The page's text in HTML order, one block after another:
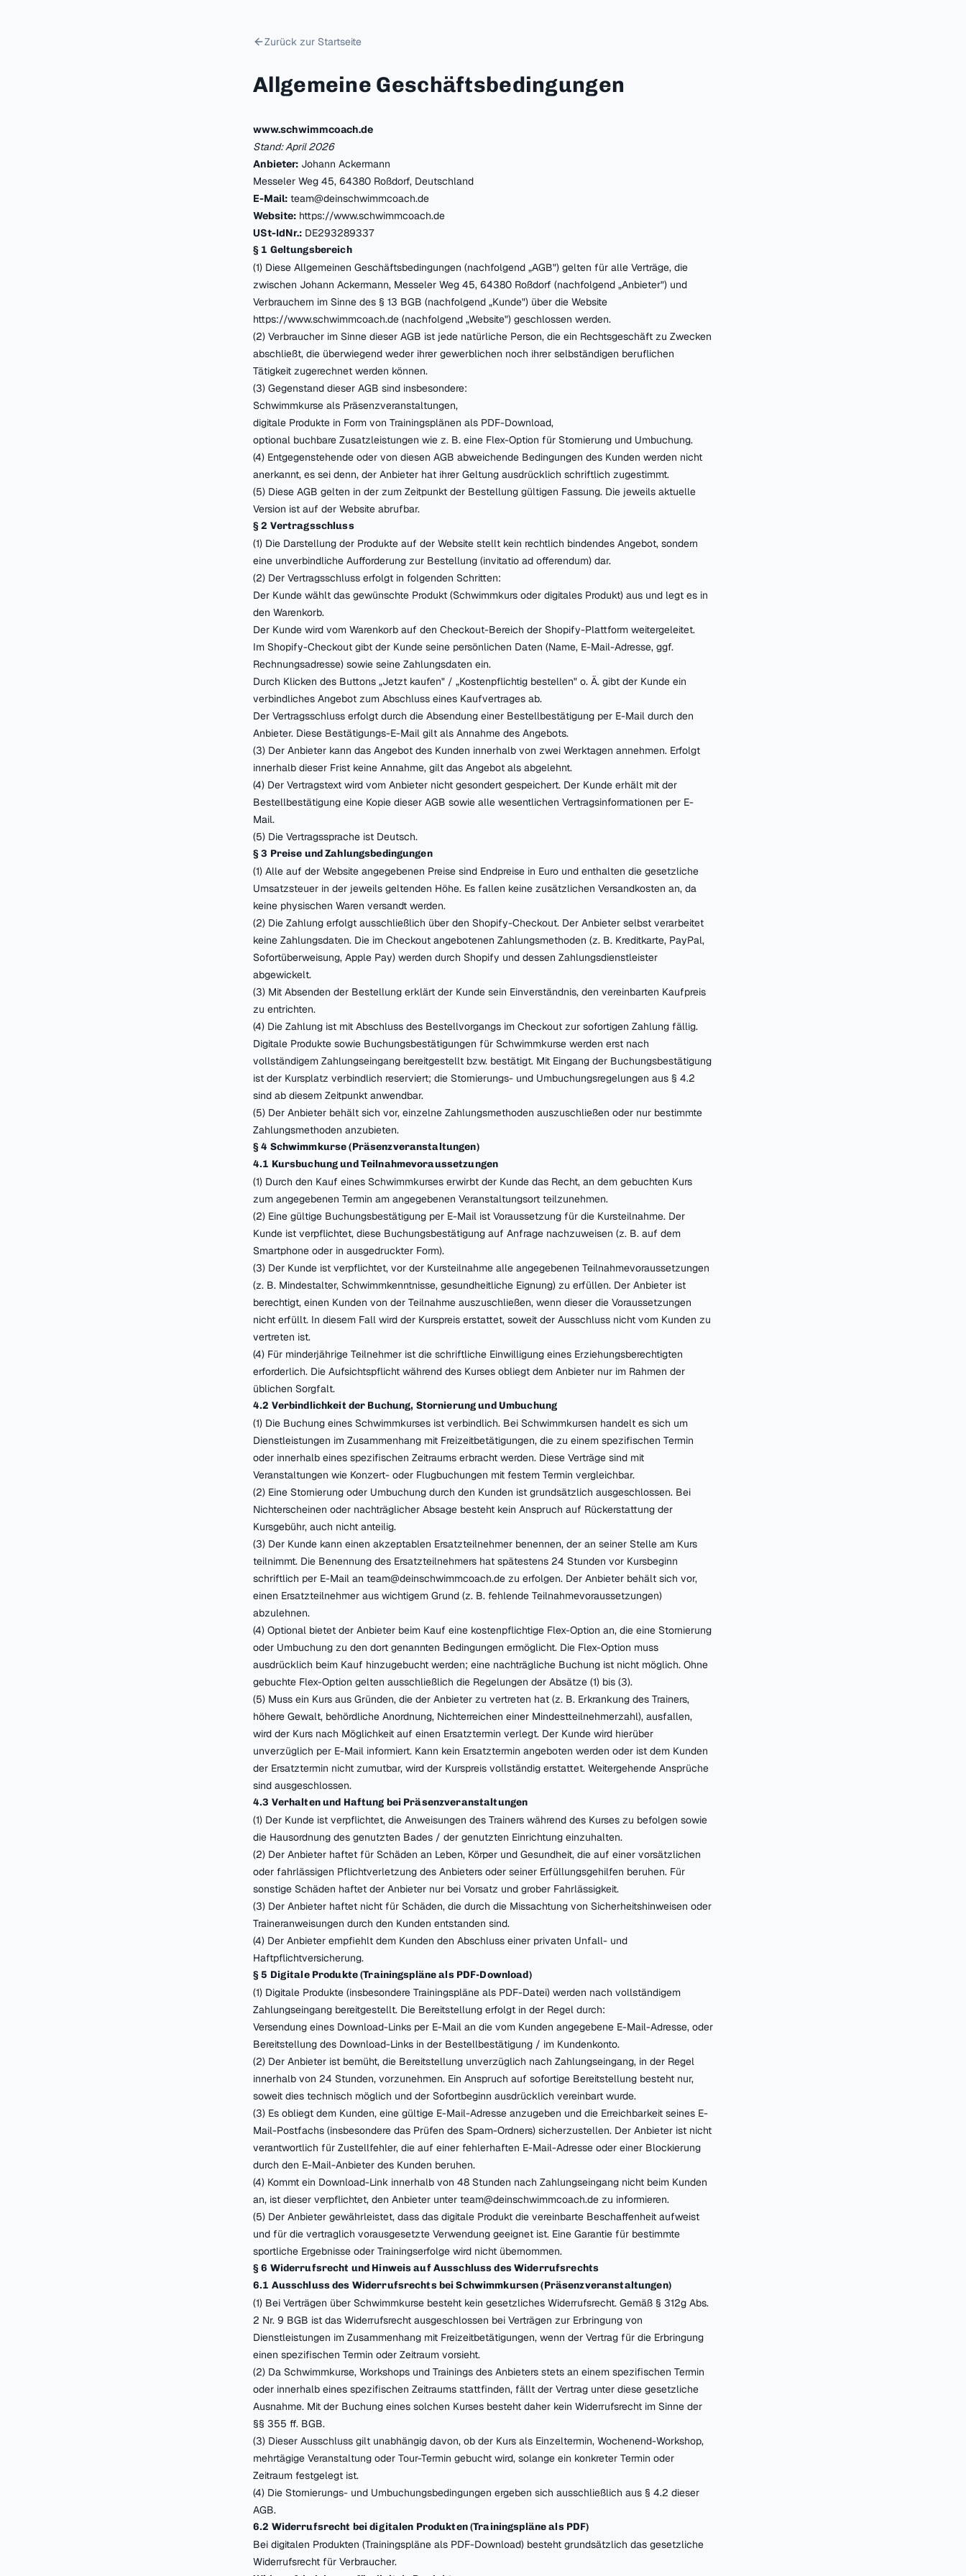
Zurück zur Startseite
Allgemeine Geschäftsbedingungen
www.schwimmcoach.de
Stand: April 2026
Anbieter: Johann Ackermann
Messeler Weg 45, 64380 Roßdorf, Deutschland
E-Mail: team@deinschwimmcoach.de
Website: https://www.schwimmcoach.de
USt-IdNr.: DE293289337
§ 1 Geltungsbereich
(1) Diese Allgemeinen Geschäftsbedingungen (nachfolgend „AGB") gelten für alle Verträge, die
zwischen Johann Ackermann, Messeler Weg 45, 64380 Roßdorf (nachfolgend „Anbieter") und
Verbrauchern im Sinne des § 13 BGB (nachfolgend „Kunde") über die Website
https://www.schwimmcoach.de (nachfolgend „Website") geschlossen werden.
(2) Verbraucher im Sinne dieser AGB ist jede natürliche Person, die ein Rechtsgeschäft zu Zwecken
abschließt, die überwiegend weder ihrer gewerblichen noch ihrer selbständigen beruflichen
Tätigkeit zugerechnet werden können.
(3) Gegenstand dieser AGB sind insbesondere:
Schwimmkurse als Präsenzveranstaltungen,
digitale Produkte in Form von Trainingsplänen als PDF-Download,
optional buchbare Zusatzleistungen wie z. B. eine Flex-Option für Stornierung und Umbuchung.
(4) Entgegenstehende oder von diesen AGB abweichende Bedingungen des Kunden werden nicht
anerkannt, es sei denn, der Anbieter hat ihrer Geltung ausdrücklich schriftlich zugestimmt.
(5) Diese AGB gelten in der zum Zeitpunkt der Bestellung gültigen Fassung. Die jeweils aktuelle
Version ist auf der Website abrufbar.
§ 2 Vertragsschluss
(1) Die Darstellung der Produkte auf der Website stellt kein rechtlich bindendes Angebot, sondern
eine unverbindliche Aufforderung zur Bestellung (invitatio ad offerendum) dar.
(2) Der Vertragsschluss erfolgt in folgenden Schritten:
Der Kunde wählt das gewünschte Produkt (Schwimmkurs oder digitales Produkt) aus und legt es in
den Warenkorb.
Der Kunde wird vom Warenkorb auf den Checkout-Bereich der Shopify-Plattform weitergeleitet.
Im Shopify-Checkout gibt der Kunde seine persönlichen Daten (Name, E-Mail-Adresse, ggf.
Rechnungsadresse) sowie seine Zahlungsdaten ein.
Durch Klicken des Buttons „Jetzt kaufen" / „Kostenpflichtig bestellen" o. Ä. gibt der Kunde ein
verbindliches Angebot zum Abschluss eines Kaufvertrages ab.
Der Vertragsschluss erfolgt durch die Absendung einer Bestellbestätigung per E-Mail durch den
Anbieter. Diese Bestätigungs-E-Mail gilt als Annahme des Angebots.
(3) Der Anbieter kann das Angebot des Kunden innerhalb von zwei Werktagen annehmen. Erfolgt
innerhalb dieser Frist keine Annahme, gilt das Angebot als abgelehnt.
(4) Der Vertragstext wird vom Anbieter nicht gesondert gespeichert. Der Kunde erhält mit der
Bestellbestätigung eine Kopie dieser AGB sowie alle wesentlichen Vertragsinformationen per E-
Mail.
(5) Die Vertragssprache ist Deutsch.
§ 3 Preise und Zahlungsbedingungen
(1) Alle auf der Website angegebenen Preise sind Endpreise in Euro und enthalten die gesetzliche
Umsatzsteuer in der jeweils geltenden Höhe. Es fallen keine zusätzlichen Versandkosten an, da
keine physischen Waren versandt werden.
(2) Die Zahlung erfolgt ausschließlich über den Shopify-Checkout. Der Anbieter selbst verarbeitet
keine Zahlungsdaten. Die im Checkout angebotenen Zahlungsmethoden (z. B. Kreditkarte, PayPal,
Sofortüberweisung, Apple Pay) werden durch Shopify und dessen Zahlungsdienstleister
abgewickelt.
(3) Mit Absenden der Bestellung erklärt der Kunde sein Einverständnis, den vereinbarten Kaufpreis
zu entrichten.
(4) Die Zahlung ist mit Abschluss des Bestellvorgangs im Checkout zur sofortigen Zahlung fällig.
Digitale Produkte sowie Buchungsbestätigungen für Schwimmkurse werden erst nach
vollständigem Zahlungseingang bereitgestellt bzw. bestätigt. Mit Eingang der Buchungsbestätigung
ist der Kursplatz verbindlich reserviert; die Stornierungs- und Umbuchungsregelungen aus § 4.2
sind ab diesem Zeitpunkt anwendbar.
(5) Der Anbieter behält sich vor, einzelne Zahlungsmethoden auszuschließen oder nur bestimmte
Zahlungsmethoden anzubieten.
§ 4 Schwimmkurse (Präsenzveranstaltungen)
4.1 Kursbuchung und Teilnahmevoraussetzungen
(1) Durch den Kauf eines Schwimmkurses erwirbt der Kunde das Recht, an dem gebuchten Kurs
zum angegebenen Termin am angegebenen Veranstaltungsort teilzunehmen.
(2) Eine gültige Buchungsbestätigung per E-Mail ist Voraussetzung für die Kursteilnahme. Der
Kunde ist verpflichtet, diese Buchungsbestätigung auf Anfrage nachzuweisen (z. B. auf dem
Smartphone oder in ausgedruckter Form).
(3) Der Kunde ist verpflichtet, vor der Kursteilnahme alle angegebenen Teilnahmevoraussetzungen
(z. B. Mindestalter, Schwimmkenntnisse, gesundheitliche Eignung) zu erfüllen. Der Anbieter ist
berechtigt, einen Kunden von der Teilnahme auszuschließen, wenn dieser die Voraussetzungen
nicht erfüllt. In diesem Fall wird der Kurspreis erstattet, soweit der Ausschluss nicht vom Kunden zu
vertreten ist.
(4) Für minderjährige Teilnehmer ist die schriftliche Einwilligung eines Erziehungsberechtigten
erforderlich. Die Aufsichtspflicht während des Kurses obliegt dem Anbieter nur im Rahmen der
üblichen Sorgfalt.
4.2 Verbindlichkeit der Buchung, Stornierung und Umbuchung
(1) Die Buchung eines Schwimmkurses ist verbindlich. Bei Schwimmkursen handelt es sich um
Dienstleistungen im Zusammenhang mit Freizeitbetätigungen, die zu einem spezifischen Termin
oder innerhalb eines spezifischen Zeitraums erbracht werden. Diese Verträge sind mit
Veranstaltungen wie Konzert- oder Flugbuchungen mit festem Termin vergleichbar.
(2) Eine Stornierung oder Umbuchung durch den Kunden ist grundsätzlich ausgeschlossen. Bei
Nichterscheinen oder nachträglicher Absage besteht kein Anspruch auf Rückerstattung der
Kursgebühr, auch nicht anteilig.
(3) Der Kunde kann einen akzeptablen Ersatzteilnehmer benennen, der an seiner Stelle am Kurs
teilnimmt. Die Benennung des Ersatzteilnehmers hat spätestens 24 Stunden vor Kursbeginn
schriftlich per E-Mail an team@deinschwimmcoach.de zu erfolgen. Der Anbieter behält sich vor,
einen Ersatzteilnehmer aus wichtigem Grund (z. B. fehlende Teilnahmevoraussetzungen)
abzulehnen.
(4) Optional bietet der Anbieter beim Kauf eine kostenpflichtige Flex-Option an, die eine Stornierung
oder Umbuchung zu den dort genannten Bedingungen ermöglicht. Die Flex-Option muss
ausdrücklich beim Kauf hinzugebucht werden; eine nachträgliche Buchung ist nicht möglich. Ohne
gebuchte Flex-Option gelten ausschließlich die Regelungen der Absätze (1) bis (3).
(5) Muss ein Kurs aus Gründen, die der Anbieter zu vertreten hat (z. B. Erkrankung des Trainers,
höhere Gewalt, behördliche Anordnung, Nichterreichen einer Mindestteilnehmerzahl), ausfallen,
wird der Kurs nach Möglichkeit auf einen Ersatztermin verlegt. Der Kunde wird hierüber
unverzüglich per E-Mail informiert. Kann kein Ersatztermin angeboten werden oder ist dem Kunden
der Ersatztermin nicht zumutbar, wird der Kurspreis vollständig erstattet. Weitergehende Ansprüche
sind ausgeschlossen.
4.3 Verhalten und Haftung bei Präsenzveranstaltungen
(1) Der Kunde ist verpflichtet, die Anweisungen des Trainers während des Kurses zu befolgen sowie
die Hausordnung des genutzten Bades / der genutzten Einrichtung einzuhalten.
(2) Der Anbieter haftet für Schäden an Leben, Körper und Gesundheit, die auf einer vorsätzlichen
oder fahrlässigen Pflichtverletzung des Anbieters oder seiner Erfüllungsgehilfen beruhen. Für
sonstige Schäden haftet der Anbieter nur bei Vorsatz und grober Fahrlässigkeit.
(3) Der Anbieter haftet nicht für Schäden, die durch die Missachtung von Sicherheitshinweisen oder
Traineranweisungen durch den Kunden entstanden sind.
(4) Der Anbieter empfiehlt dem Kunden den Abschluss einer privaten Unfall- und
Haftpflichtversicherung.
§ 5 Digitale Produkte (Trainingspläne als PDF-Download)
(1) Digitale Produkte (insbesondere Trainingspläne als PDF-Datei) werden nach vollständigem
Zahlungseingang bereitgestellt. Die Bereitstellung erfolgt in der Regel durch:
Versendung eines Download-Links per E-Mail an die vom Kunden angegebene E-Mail-Adresse, oder
Bereitstellung des Download-Links in der Bestellbestätigung / im Kundenkonto.
(2) Der Anbieter ist bemüht, die Bereitstellung unverzüglich nach Zahlungseingang, in der Regel
innerhalb von 24 Stunden, vorzunehmen. Ein Anspruch auf sofortige Bereitstellung besteht nur,
soweit dies technisch möglich und der Sofortbeginn ausdrücklich vereinbart wurde.
(3) Es obliegt dem Kunden, eine gültige E-Mail-Adresse anzugeben und die Erreichbarkeit seines E-
Mail-Postfachs (insbesondere das Prüfen des Spam-Ordners) sicherzustellen. Der Anbieter ist nicht
verantwortlich für Zustellfehler, die auf einer fehlerhaften E-Mail-Adresse oder einer Blockierung
durch den E-Mail-Anbieter des Kunden beruhen.
(4) Kommt ein Download-Link innerhalb von 48 Stunden nach Zahlungseingang nicht beim Kunden
an, ist dieser verpflichtet, den Anbieter unter team@deinschwimmcoach.de zu informieren.
(5) Der Anbieter gewährleistet, dass das digitale Produkt die vereinbarte Beschaffenheit aufweist
und für die vertraglich vorausgesetzte Verwendung geeignet ist. Eine Garantie für bestimmte
sportliche Ergebnisse oder Trainingserfolge wird nicht übernommen.
§ 6 Widerrufsrecht und Hinweis auf Ausschluss des Widerrufsrechts
6.1 Ausschluss des Widerrufsrechts bei Schwimmkursen (Präsenzveranstaltungen)
(1) Bei Verträgen über Schwimmkurse besteht kein gesetzliches Widerrufsrecht. Gemäß § 312g Abs.
2 Nr. 9 BGB ist das Widerrufsrecht ausgeschlossen bei Verträgen zur Erbringung von
Dienstleistungen im Zusammenhang mit Freizeitbetätigungen, wenn der Vertrag für die Erbringung
einen spezifischen Termin oder Zeitraum vorsieht.
(2) Da Schwimmkurse, Workshops und Trainings des Anbieters stets an einem spezifischen Termin
oder innerhalb eines spezifischen Zeitraums stattfinden, fällt der Vertrag unter diese gesetzliche
Ausnahme. Mit der Buchung eines solchen Kurses besteht daher kein Widerrufsrecht im Sinne der
§§ 355 ff. BGB.
(3) Dieser Ausschluss gilt unabhängig davon, ob der Kurs als Einzeltermin, Wochenend-Workshop,
mehrtägige Veranstaltung oder Tour-Termin gebucht wird, solange ein konkreter Termin oder
Zeitraum festgelegt ist.
(4) Die Stornierungs- und Umbuchungsbedingungen ergeben sich ausschließlich aus § 4.2 dieser
AGB.
6.2 Widerrufsrecht bei digitalen Produkten (Trainingspläne als PDF)
Bei digitalen Produkten (Trainingspläne als PDF-Download) besteht grundsätzlich das gesetzliche
Widerrufsrecht für Verbraucher.